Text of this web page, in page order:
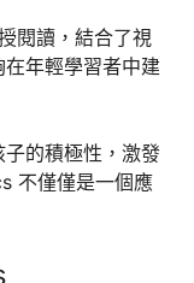
閱讀，結合了視
在年輕學習者中建
的積極性，激發
不僅僅是一個應